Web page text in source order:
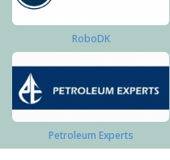
RoboDK
Petroleum Experts